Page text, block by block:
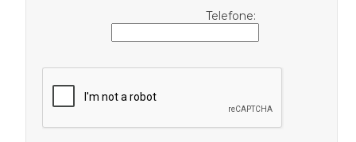
Telefone: